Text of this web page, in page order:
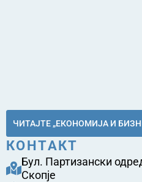
ЧИТАЈТЕ „ЕКОНОМИЈА И
КОНТАКТ
Бул. Партизански
Скопје